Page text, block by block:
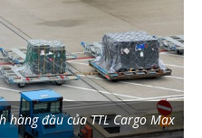
đầu của TTL Cargo Max